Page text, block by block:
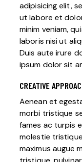
adipisicing elit,
ut labore et
minim veniam,
laboris nisi ut
Duis aute irure
ipsum dolor sit
CREATIVE
Aenean et
morbi tristique
fames ac turpis
molestie
maximus augue